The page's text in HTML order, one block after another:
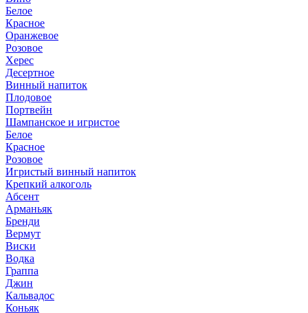
Белое
Красное
Оранжевое
Розовое
Херес
Десертное
Винный напиток
Плодовое
Портвейн
Шампанское и игристое
Белое
Красное
Розовое
Игристый винный напиток
Крепкий алкоголь
Абсент
Арманьяк
Бренди
Вермут
Виски
Водка
Граппа
Джин
Кальвадос
Коньяк